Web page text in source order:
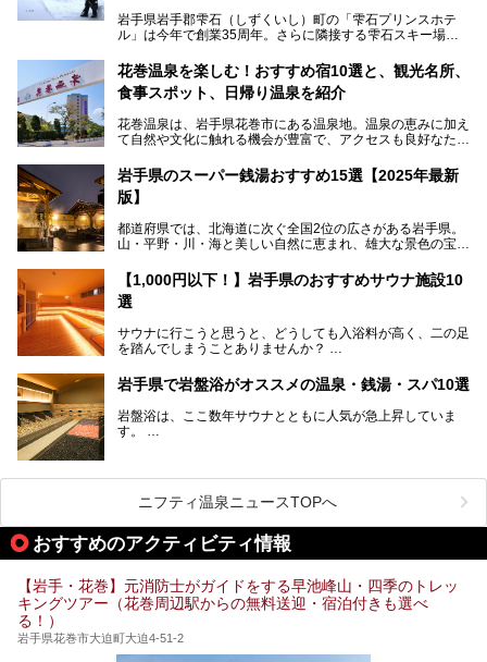
岩手県岩手郡雫石（しずくいし）町の「雫石プリンスホテ
ル」は今年で創業35周年。さらに隣接する雫石スキー場は
の後"）の充実をはかり、テーマをSNOW（雪）＋NOVA
（新星）で「SNØVA（スノーヴァ）」としました！
喫できるパウダースノーの雫石。というわけで、「雫石プリ
ンスホテル」にお出かけして楽しめるアクティビティや温泉
───
提供元：株式会社西武・プリンスホテルズワールドワイド
この記事は雫石プリンスホテルのPR記事です。
花巻温泉を楽しむ！おすすめ宿10選と、観光名所、
食事スポット、日帰り温泉を紹介
花巻温泉は、岩手県花巻市にある温泉地。温泉の恵みに加え
て自然や文化に触れる機会が豊富で、アクセスも良好なた
この記事では、花巻温泉の魅力、おすすめの宿・注目すべき
観光スポット・味わい深い食事処・気軽に立ち寄れる日帰り
花巻温泉での日常を忘れられる特別な体験を通じて、いつも
岩手県のスーパー銭湯おすすめ15選【2025年最新
版】
都道府県では、北海道に次ぐ全国2位の広さがある岩手県。
山・平野・川・海と美しい自然に恵まれ、雄大な景色の宝庫
三陸の魚介類などの岩手グルメは全国に知られていますね。
大自然に囲まれた岩手県には、温泉が多く湧き出していま
す。今回は、岩手県でおすすめのスーパー銭湯をご紹介しま
【1,000円以下！】岩手県のおすすめサウナ施設10
選
サウナに行こうと思うと、どうしても入浴料が高く、二の足
を踏んでしまうことありませんか？
そこで値段を抑えた格安でお風呂とサウナを満喫できる充実
の施設を紹介します！
サクッと、月何回もサウナを楽しみたい人にとってはピッタ
リの場所ばかりなんですよ。
岩手県で岩盤浴がオススメの温泉・銭湯・スパ10選
岩盤浴は、ここ数年サウナとともに人気が急上昇していま
す。
今回は、岩手県でおすすめの温泉、銭湯、スパにある岩盤浴
を紹介します！
温度も低めなので、暑いのが苦手な人でも大満足な施設です
ニフティ温泉ニュースTOPへ
おすすめのアクティビティ情報
【岩手・花巻】元消防士がガイドをする早池峰山・四季のトレッ
キングツアー（花巻周辺駅からの無料送迎・宿泊付きも選べ
る！）
岩手県花巻市大迫町大迫4-51-2